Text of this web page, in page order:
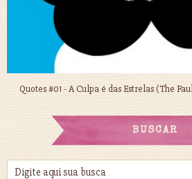
Quotes #01 - A Culpa é das Estrelas (The
BUSCAR